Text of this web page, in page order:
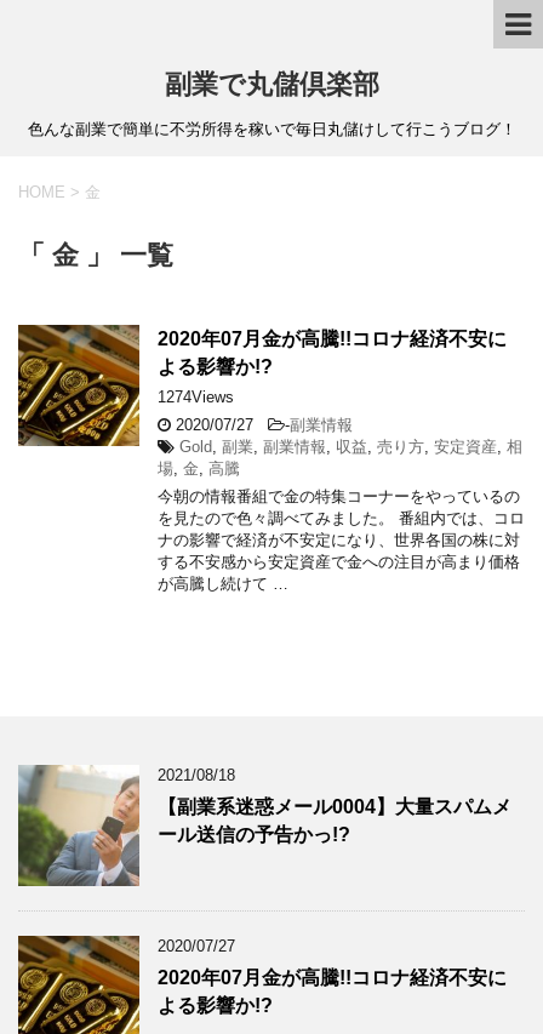
副業で丸儲倶楽部
色んな副業で簡単に不労所得を稼いで毎日丸儲けして行こうブログ！
HOME > 金
「 金 」 一覧
2020年07月金が高騰!!コロナ経済不安に
よる影響か!?
1274Views
2020/07/27
-副業情報
Gold 副業 副業情報 収益 売り方 安定資産 相
場 金 高騰
今朝の情報番組で金の特集コーナーをやっているの
を見たので色々調べてみました。 番組内では、コロ
ナの影響で経済が不安定になり、世界各国の株に対
する不安感から安定資産で金への注目が高まり価格
が高騰し続けて …
2021/08/18
【副業系迷惑メール0004】大量スパムメ
ール送信の予告かっ!?
2020/07/27
2020年07月金が高騰!!コロナ経済不安に
よる影響か!?